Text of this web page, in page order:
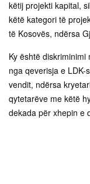
këtij projekti kapital,
këtë kategori të
të Kosovës, ndërsa
Ky është
nga qeverisja e
vendit, ndërsa
qytetarëve me këtë
dekada për xhepin e